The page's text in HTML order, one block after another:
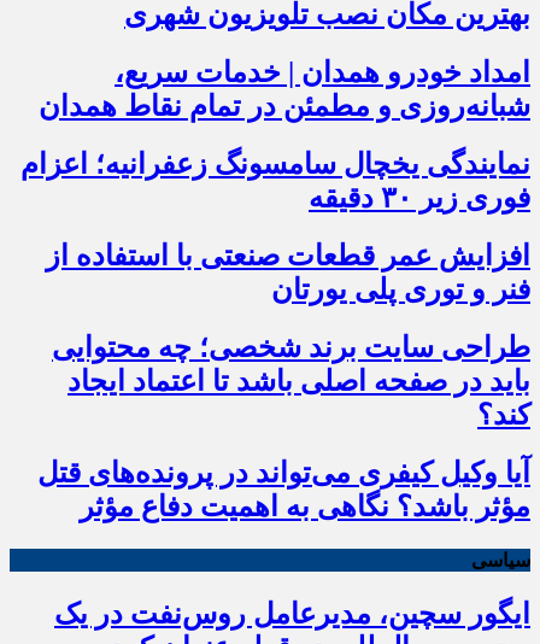
بهترین مکان نصب تلویزیون شهری
امداد خودرو همدان | خدمات سریع،
شبانه‌روزی و مطمئن در تمام نقاط همدان
نمایندگی یخچال سامسونگ زعفرانیه؛ اعزام
فوری زیر ۳۰ دقیقه
افزایش عمر قطعات صنعتی با استفاده از
فنر و توری پلی یورتان
طراحی سایت برند شخصی؛ چه محتوایی
باید در صفحه اصلی باشد تا اعتماد ایجاد
کند؟
آیا وکیل کیفری می‌تواند در پرونده‌های قتل
مؤثر باشد؟ نگاهی به اهمیت دفاع مؤثر
سیاسی
ایگور سچین، مدیرعامل روس‌نفت در یک